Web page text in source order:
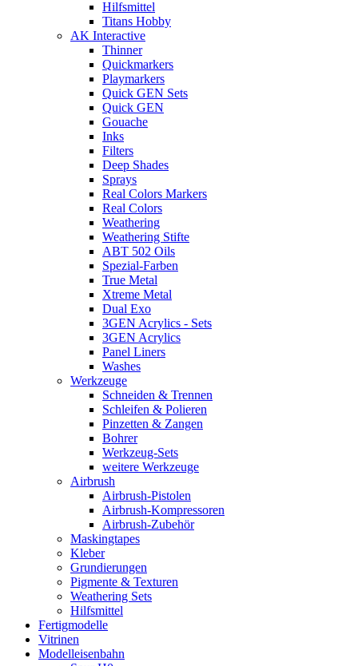
Hilfsmittel
Titans Hobby
AK Interactive
Thinner
Quickmarkers
Playmarkers
Quick GEN Sets
Quick GEN
Gouache
Inks
Filters
Deep Shades
Sprays
Real Colors Markers
Real Colors
Weathering
Weathering Stifte
ABT 502 Oils
Spezial-Farben
True Metal
Xtreme Metal
Dual Exo
3GEN Acrylics - Sets
3GEN Acrylics
Panel Liners
Washes
Werkzeuge
Schneiden & Trennen
Schleifen & Polieren
Pinzetten & Zangen
Bohrer
Werkzeug-Sets
weitere Werkzeuge
Airbrush
Airbrush-Pistolen
Airbrush-Kompressoren
Airbrush-Zubehör
Maskingtapes
Kleber
Grundierungen
Pigmente & Texturen
Weathering Sets
Hilfsmittel
Fertigmodelle
Vitrinen
Modelleisenbahn